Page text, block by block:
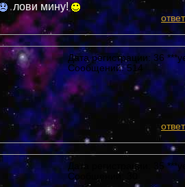
лови мину!
ответ
Дата регистрации: 36
Сообщений: 514
ответ
Дата регистрации: 35
Сообщений: 30